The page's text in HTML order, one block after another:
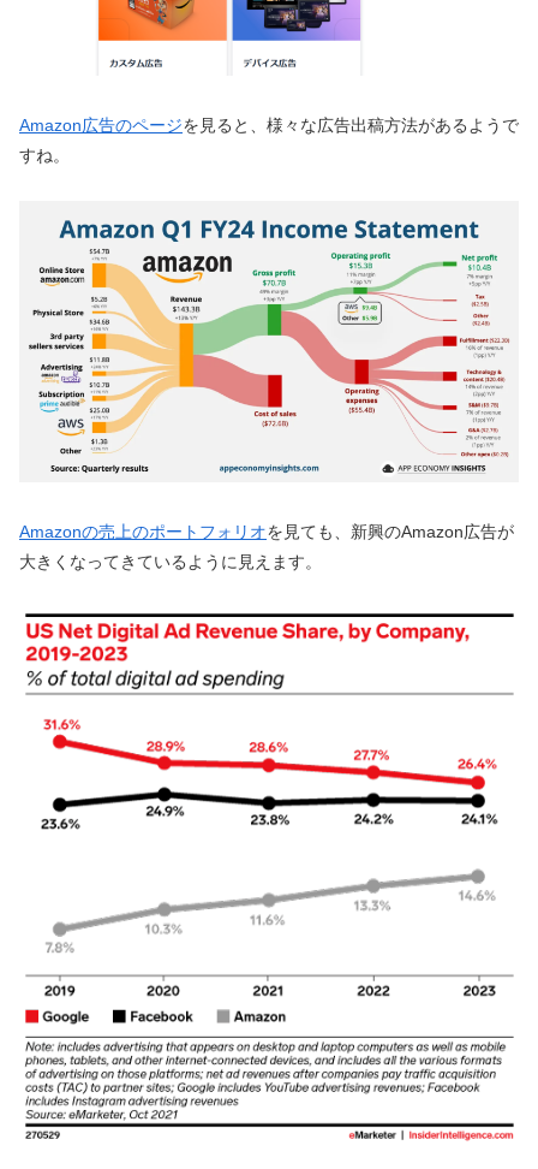
Amazon広告のページを見ると、様々な広告出稿方法があるようで
すね。
Amazonの売上のポートフォリオを見ても、新興のAmazon広告が
大きくなってきているように見えます。